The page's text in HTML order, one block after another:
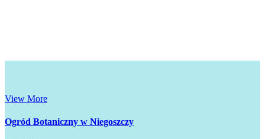
View More
Ogród Botaniczny w Niegoszczy